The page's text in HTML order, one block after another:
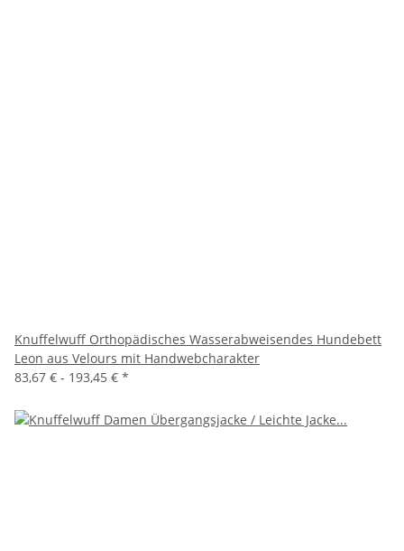
Knuffelwuff Orthopädisches Wasserabweisendes Hundebett
Leon aus Velours mit Handwebcharakter
83,67 € - 193,45 € *